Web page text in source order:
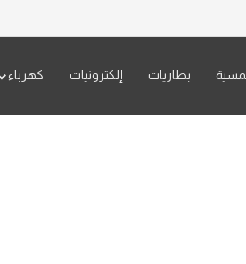
بطاريات إلكترونيات كهرباء